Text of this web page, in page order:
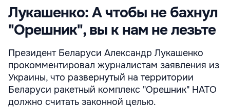
Лукашенко: А чтобы не бахнул
"Орешник", вы к нам не лезьте
Президент Беларуси Александр Лукашенко
прокомментировал журналистам заявления из
Украины, что развернутый на территории
Беларуси ракетный комплекс "Орешник" НАТО
должно считать законной целью.